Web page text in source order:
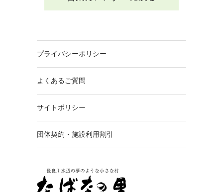
プライバシーポリシー
よくあるご質問
サイトポリシー
団体契約・施設利用割引